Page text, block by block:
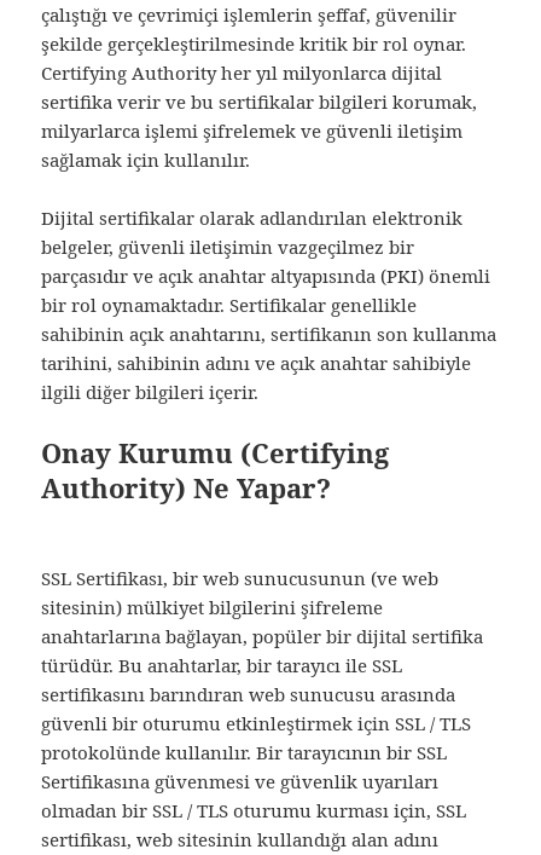
çalıştığı ve çevrimiçi işlemlerin şeffaf, güvenilir
şekilde gerçekleştirilmesinde kritik bir rol oynar.
Certifying Authority her yıl milyonlarca dijital
sertifika verir ve bu sertifikalar bilgileri korumak,
milyarlarca işlemi şifrelemek ve güvenli iletişim
sağlamak için kullanılır.
Dijital sertifikalar olarak adlandırılan elektronik
belgeler, güvenli iletişimin vazgeçilmez bir
parçasıdır ve açık anahtar altyapısında (PKI) önemli
bir rol oynamaktadır. Sertifikalar genellikle
sahibinin açık anahtarını, sertifikanın son kullanma
tarihini, sahibinin adını ve açık anahtar sahibiyle
ilgili diğer bilgileri içerir.
Onay Kurumu (Certifying
Authority) Ne Yapar?
SSL Sertifikası, bir web sunucusunun (ve web
sitesinin) mülkiyet bilgilerini şifreleme
anahtarlarına bağlayan, popüler bir dijital sertifika
türüdür. Bu anahtarlar, bir tarayıcı ile SSL
sertifikasını barındıran web sunucusu arasında
güvenli bir oturumu etkinleştirmek için SSL / TLS
protokolünde kullanılır. Bir tarayıcının bir SSL
Sertifikasına güvenmesi ve güvenlik uyarıları
olmadan bir SSL / TLS oturumu kurması için, SSL
sertifikası, web sitesinin kullandığı alan adını